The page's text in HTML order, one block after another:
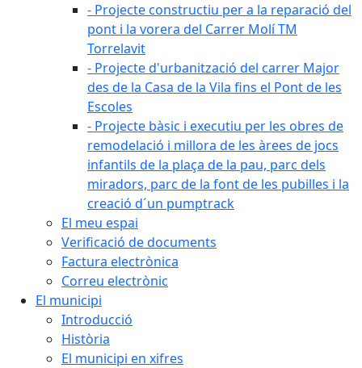
- Projecte constructiu per a la reparació del
pont i la vorera del Carrer Molí TM
Torrelavit
- Projecte d'urbanització del carrer Major
des de la Casa de la Vila fins el Pont de les
Escoles
- Projecte bàsic i executiu per les obres de
remodelació i millora de les àrees de jocs
infantils de la plaça de la pau, parc dels
miradors, parc de la font de les pubilles i la
creació d´un pumptrack
El meu espai
Verificació de documents
Factura electrònica
Correu electrònic
El municipi
Introducció
Història
El municipi en xifres